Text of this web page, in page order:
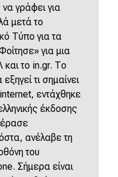
να γράφει για
μετά το
Τύπο για τα
για μια
και το in.gr. Το
τι σημαίνει
εντάχθηκε
έκδοσης
ανέλαβε τη
του
Σήμερα είναι